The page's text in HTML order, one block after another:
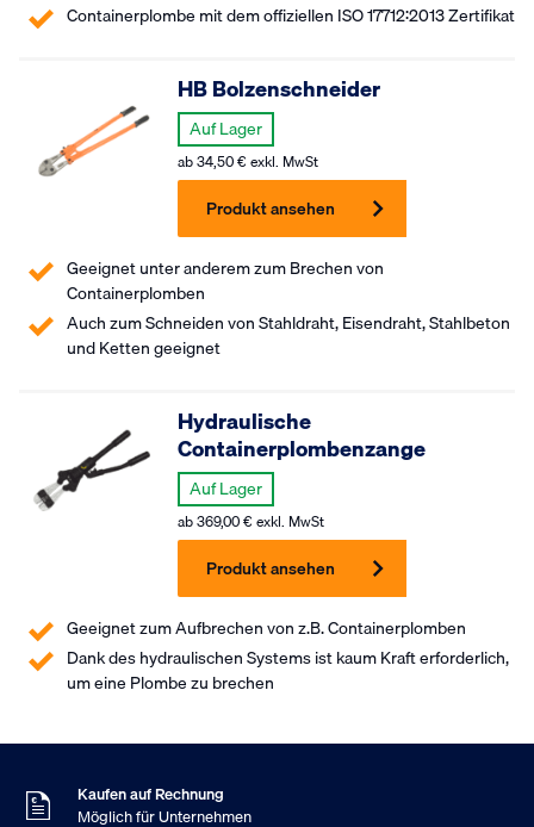
Containerplombe mit dem offiziellen ISO 17712:2013 Zertifikat
Geeignet unter anderem zum Brechen von
Containerplomben
Auch zum Schneiden von Stahldraht, Eisendraht, Stahlbeton
und Ketten geeignet
HB Bolzenschneider
Auf Lager
ab34,50€ exkl. MwSt
Produkt ansehen
Geeignet zum Aufbrechen von z.B. Containerplomben
Dank des hydraulischen Systems ist kaum Kraft erforderlich,
um eine Plombe zu brechen
Hydraulische
Containerplombenzange
Auf Lager
ab369,00€ exkl. MwSt
Produkt ansehen
9
Kundenbewertung
Kaufen auf Rechnung
Möglich für Unternehmen